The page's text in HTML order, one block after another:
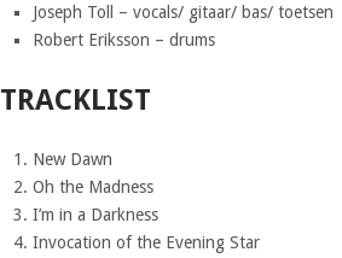
Joseph Toll – vocals/ gitaar/ bas/ toetsen
Robert Eriksson – drums
TRACKLIST
New Dawn
Oh the Madness
I’m in a Darkness
Invocation of the Evening Star